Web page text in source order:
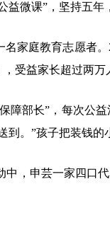
益微课”，坚持五
家庭教育志愿者
受益家长超过两
障部长”，每次公
到。”孩子把装钱
中，申芸一家四